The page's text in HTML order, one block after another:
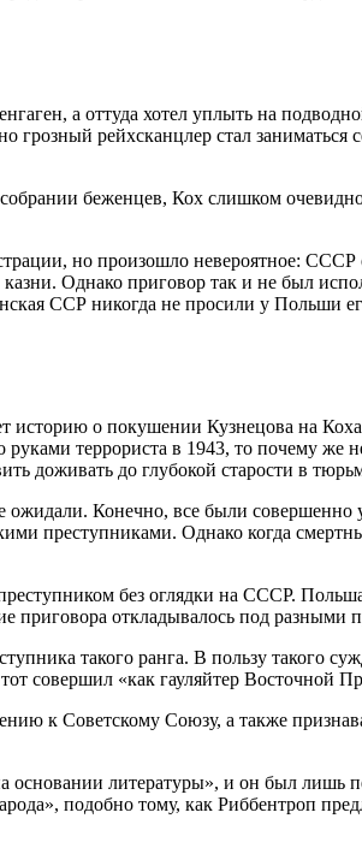
а оттуда хотел уплыть на
рейхсканцлер стал заниматься
беженцев, Кох слишком очевидно
но произошло невероятное: СССР
Однако приговор так и не был
ССР никогда не просили у Польши
о покушении Кузнецова на
террориста в 1943, то почему же
доживать до глубокой старости в
Конечно, все были совершенно
преступниками. Однако когда
без оглядки на СССР.
приговора откладывалось под разными
такого ранга. В пользу такого
совершил «как гауляйтер Восточной
к Советскому Союзу, а также
основании литературы», и он был лишь
подобно тому, как Риббентроп